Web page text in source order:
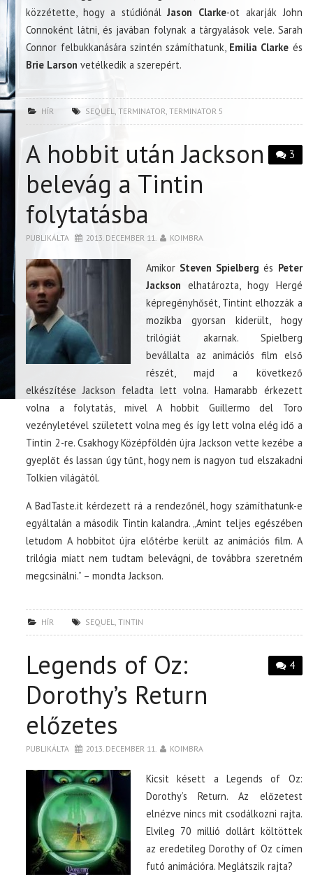
közzétette, hogy a stúdiónálJason Clarke-ot akarják John
Connoként látni, és javában folynak a tárgyalások vele. Sarah
Connor felbukkanására szintén számíthatunk, Emilia Clarke és
Brie Larson vetélkedik a szerepért.
HÍR SEQUEL ,TERMINATOR ,TERMINATOR 5
3
A hobbit után Jackson
belevág a Tintin
folytatásba
PUBLIKÁLTA 2013. DECEMBER 11. KOIMBRA
Amikor Steven Spielberg és Peter
Jackson elhatározta, hogy Hergé
képregényhősét, Tintint elhozzák a
mozikba gyorsan kiderült, hogy
trilógiát akarnak. Spielberg
bevállalta az animációs film első
részét, majd a következő
elkészítése Jackson feladta lett volna. Hamarabb érkezett
volna a folytatás, mivel A hobbit Guillermo del Toro
vezényletével született volna meg és így lett volna elég idő a
Tintin 2-re. Csakhogy Középföldén újra Jackson vette kezébe a
gyeplőt és lassan úgy tűnt, hogy nem is nagyon tud elszakadni
Tolkien világától.
A BadTaste.it kérdezett rá a rendezőnél, hogy számíthatunk-e
egyáltalán a második Tintin kalandra. „Amint teljes egészében
letudom A hobbitot újra előtérbe került az animációs film. A
trilógia miatt nem tudtam belevágni, de továbbra szeretném
megcsinálni.” – mondta Jackson.
HÍR SEQUEL ,TINTIN
4
Legends of Oz:
Dorothy’s Return
előzetes
PUBLIKÁLTA 2013. DECEMBER 11. KOIMBRA
Kicsit késett a Legends of Oz:
Dorothy’s Return. Az előzetest
elnézve nincs mit csodálkozni rajta.
Elvileg 70 millió dollárt költöttek
az eredetileg Dorothy of Oz címen
futó animációra. Meglátszik rajta?